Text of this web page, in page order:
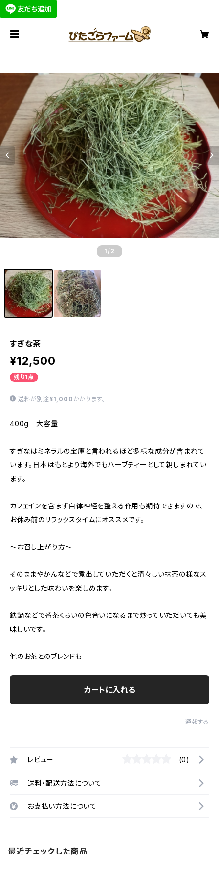
1 /2
すぎな茶
¥12,500
残り1点
送料が別途 ¥1,000 かかります。
400g 大容量
すぎなはミネラルの宝庫と言われるほど多様な成分が含まれて
います。日本はもとより海外でもハーブティーとして親しまれてい
ます。
カフェインを含まず自律神経を整える作用も期待できますので、
お休み前のリラックスタイムにオススメです。
〜お召し上がり方〜
そのままやかんなどで煮出していただくと清々しい抹茶の様なス
ッキリとした味わいを楽しめます。
鉄鍋などで番茶くらいの色合いになるまで炒っていただいても美
味しいです。
他のお茶とのブレンドも
カートに入れる
通報する
レビュー (0)
送料・配送方法について
お支払い方法について
最近チェックした商品